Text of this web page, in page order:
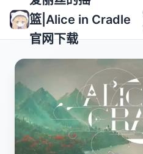
篮|Alice in Cradle
官网下载